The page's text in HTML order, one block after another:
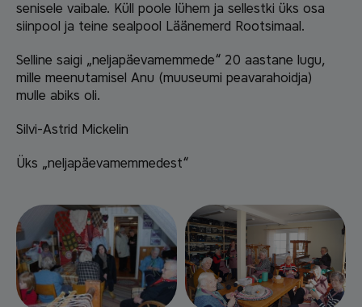
senisele vaibale. Küll poole lühem ja sellestki üks osa
siinpool ja teine sealpool Läänemerd Rootsimaal.
Selline saigi „neljapäevamemmede“ 20 aastane lugu,
mille meenutamisel Anu (muuseumi peavarahoidja)
mulle abiks oli.
Silvi-Astrid Mickelin
Üks „neljapäevamemmedest“